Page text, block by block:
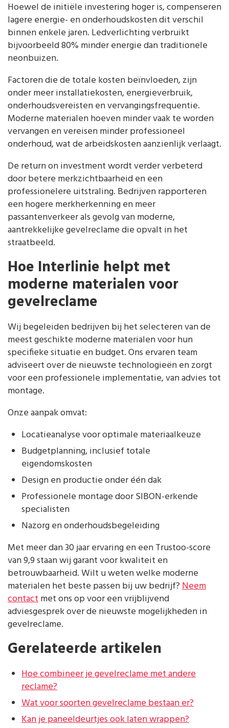
Hoewel de initiële investering hoger is, compenseren
lagere energie- en onderhoudskosten dit verschil
binnen enkele jaren. Ledverlichting verbruikt
bijvoorbeeld 80% minder energie dan traditionele
neonbuizen.
Factoren die de totale kosten beïnvloeden, zijn
onder meer installatiekosten, energieverbruik,
onderhoudsvereisten en vervangingsfrequentie.
Moderne materialen hoeven minder vaak te worden
vervangen en vereisen minder professioneel
onderhoud, wat de arbeidskosten aanzienlijk verlaagt.
De return on investment wordt verder verbeterd
door betere merkzichtbaarheid en een
professionelere uitstraling. Bedrijven rapporteren
een hogere merkherkenning en meer
passantenverkeer als gevolg van moderne,
aantrekkelijke gevelreclame die opvalt in het
straatbeeld.
Hoe Interlinie helpt met
moderne materialen voor
gevelreclame
Wij begeleiden bedrijven bij het selecteren van de
meest geschikte moderne materialen voor hun
specifieke situatie en budget. Ons ervaren team
adviseert over de nieuwste technologieën en zorgt
voor een professionele implementatie, van advies tot
montage.
Onze aanpak omvat:
Locatieanalyse voor optimale materiaalkeuze
Budgetplanning, inclusief totale
eigendomskosten
Design en productie onder één dak
Professionele montage door SIBON-erkende
specialisten
Nazorg en onderhoudsbegeleiding
Met meer dan 30 jaar ervaring en een Trustoo-score
van 9,9 staan wij garant voor kwaliteit en
betrouwbaarheid. Wilt u weten welke moderne
materialen het beste passen bij uw bedrijf?Neem
contactmet ons op voor een vrijblijvend
adviesgesprek over de nieuwste mogelijkheden in
gevelreclame.
Gerelateerde artikelen
Hoe combineer je gevelreclame met andere
reclame?
Wat voor soorten gevelreclame bestaan er?
Kan je paneeldeurtjes ook laten wrappen?